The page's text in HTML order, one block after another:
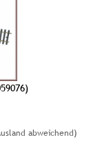
abweichend)